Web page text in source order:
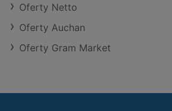
Oferty Netto
Oferty Auchan
Oferty Gram Market